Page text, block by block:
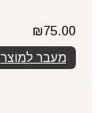
₪75.00
מעבר למוצר